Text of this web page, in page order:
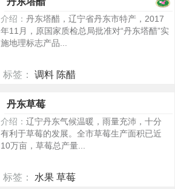
介绍： 丹东塔醋，辽宁省丹东市特产，2017
年11月，原国家质检总局批准对“丹东塔醋”实
施地理标志产品...
标签： 调料 陈醋
丹东草莓
介绍： 辽宁丹东气候温暖，雨量充沛，十分
有利于草莓的发展。全市草莓生产面积已近
10万亩，草莓总产量...
标签： 水果 草莓